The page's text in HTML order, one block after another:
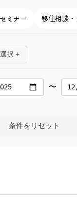
ミナー 移住相談・
択 +
〜
条件をリセット